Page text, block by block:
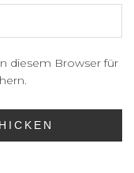
diesem Browser für